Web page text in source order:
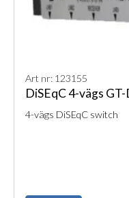
Art nr: 123155
DiSEqC 4-vägs GT-
4-vägs DiSEqC switch